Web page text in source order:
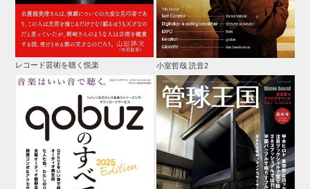
レコード芸術を聴く悦楽 小室哲哉 読音2